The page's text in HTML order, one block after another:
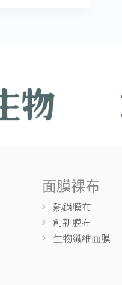
面膜裸布
熱銷膜布
創新膜布
生物纖維面膜